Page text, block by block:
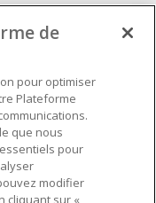
de
pour optimiser
Plateforme
que nous
pour
modifier
cliquant sur «